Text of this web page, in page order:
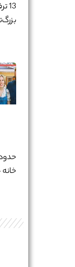
نام و نام
*